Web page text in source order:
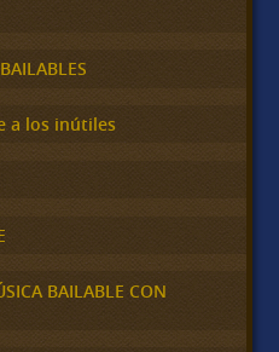
a los inútiles
BAILABLE CON